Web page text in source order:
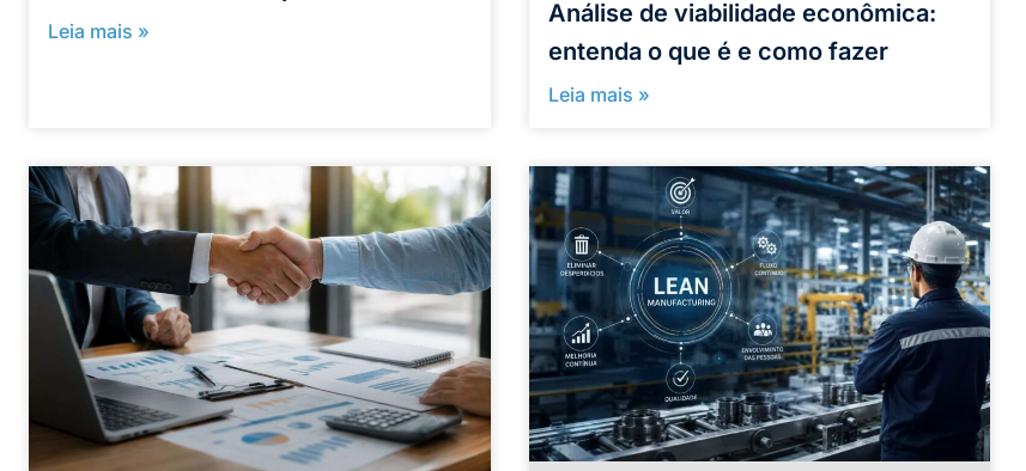
Leia mais »
Análise de viabilidade econômica:
entenda o que é e como fazer
Leia mais »